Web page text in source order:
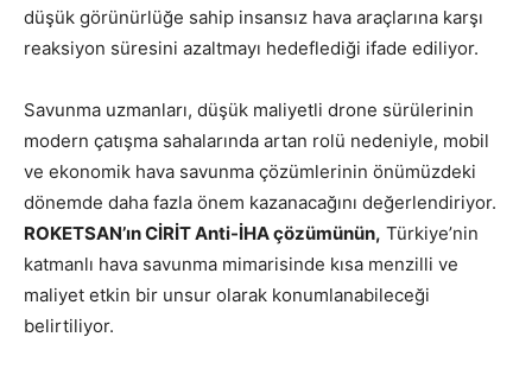
düşük görünürlüğe sahip insansız hava araçlarına karşı
reaksiyon süresini azaltmayı hedeflediği ifade ediliyor.
Savunma uzmanları, düşük maliyetli drone sürülerinin
modern çatışma sahalarında artan rolü nedeniyle, mobil
ve ekonomik hava savunma çözümlerinin önümüzdeki
dönemde daha fazla önem kazanacağını değerlendiriyor.
ROKETSAN’ın CİRİT Anti-İHA çözümünün, Türkiye’nin
katmanlı hava savunma mimarisinde kısa menzilli ve
maliyet etkin bir unsur olarak konumlanabileceği
belirtiliyor.